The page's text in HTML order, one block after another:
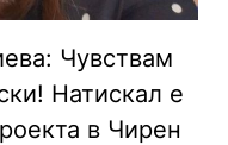
Чувствам
Натискал е
в Чирен